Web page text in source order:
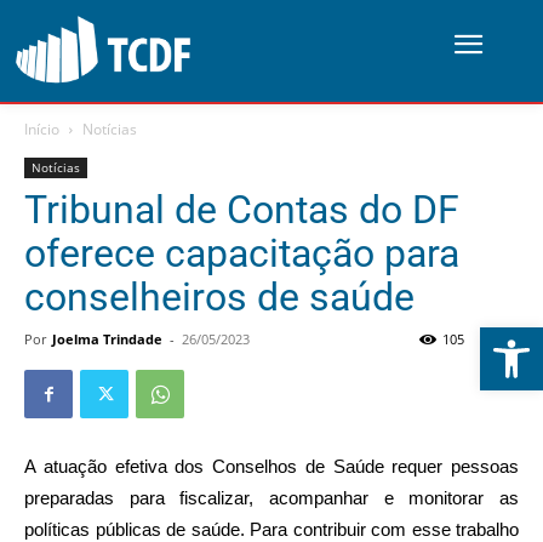
Abrir
Início Notícias
Notícias
Tribunal de Contas do DF
oferece capacitação para
conselheiros de saúde
Por Joelma Trindade - 26/05/2023 0
105
A atuação efetiva dos Conselhos de Saúde requer pessoas
preparadas para fiscalizar, acompanhar e monitorar as
políticas públicas de saúde. Para contribuir com esse trabalho